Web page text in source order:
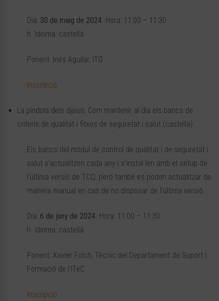
Dia: 30 de maig de 2024. Hora: 11:00 – 11:30
h. Idioma: castellà
Ponent: Inés Aguilar, ITG
Inscripció
La píndola dels dijous: Com mantenir al dia els bancs de
criteris de qualitat i fitxes de seguretat i salut (castellà)
Els bancs del mòdul de control de qualitat i de seguretat i
salut s’actualitzen cada any i s’instal·len amb el setup de
l’última versió de TCQ, però també es poden actualitzar de
manera manual en cas de no disposar de l’última versió.
Dia: 6 de juny de 2024. Hora: 11:00 – 11:30
h. Idioma: castellà
Ponent: Xavier Folch, Tècnic del Departament de Suport i
Formació de l’ITeC
Inscripció